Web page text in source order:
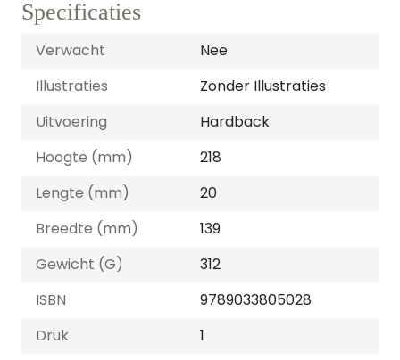
Specificaties
Verwacht
Nee
Illustraties
Zonder Illustraties
Uitvoering
Hardback
Hoogte (mm)
218
Lengte (mm)
20
Breedte (mm)
139
Gewicht (G)
312
ISBN
9789033805028
Druk
1